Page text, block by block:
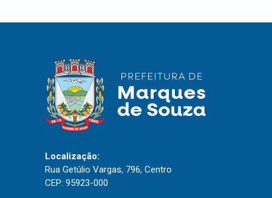
Portal do Servidor
Publicações
Diário Oficial (Novo)
Diário Oficial (Até 30/04)
Localização:
Rua Getúlio Vargas, 796, Centro
CEP: 95923-000